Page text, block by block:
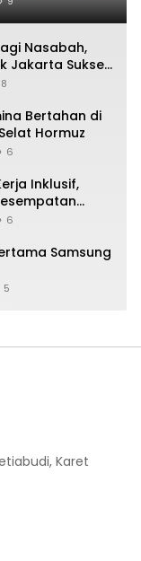
Nasabah,
Jakarta Sukses
2026
8
Bertahan di
Hormuz
6
Inklusif,
6
Samsung
5
Karet